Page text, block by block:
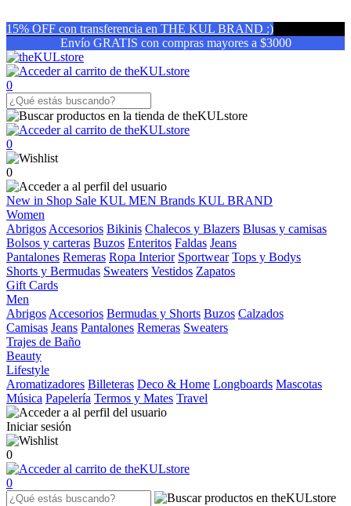
15% OFF con transferencia en THE KUL BRAND :)
Envío GRATIS con compras mayores a $3000
0
0
0
New in Shop Sale KUL MEN Brands KUL BRAND
Women
Abrigos Accesorios Bikinis Chalecos y Blazers Blusas y camisas
Bolsos y carteras Buzos Enteritos Faldas Jeans
Pantalones Remeras Ropa Interior Sportwear Tops y Bodys
Shorts y Bermudas Sweaters Vestidos Zapatos
Gift Cards
Men
Abrigos Accesorios Bermudas y Shorts Buzos Calzados
Camisas Jeans Pantalones Remeras Sweaters
Trajes de Baño
Beauty
Lifestyle
Aromatizadores Billeteras Deco & Home Longboards Mascotas
Música Papelería Termos y Mates Travel
Iniciar sesión
0
0